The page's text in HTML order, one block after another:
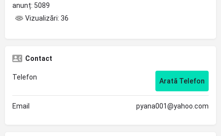
anunț: 5089
Vizualizări: 36
Contact
Telefon Arată Telefon
Email pyana001@yahoo.com